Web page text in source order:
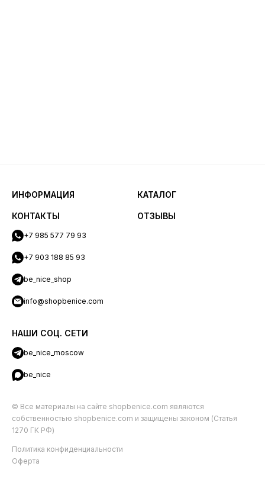
ИНФОРМАЦИЯ КАТАЛОГ
КОНТАКТЫ
+7 985 577 79 93
+7 903 188 85 93
be_nice_shop
info@shopbenice.com
НАШИ СОЦ. СЕТИ
be_nice_moscow
be_nice
ОТЗЫВЫ
© Все материалы на сайте shopbenice.com являются
собственностью shopbenice.com и защищены законом (Статья
1270 ГК РФ)
Политика конфиденциальности
Оферта